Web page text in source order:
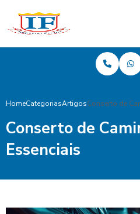
HomeCategoriasArtigosConserto de
Conserto de
Essenciais